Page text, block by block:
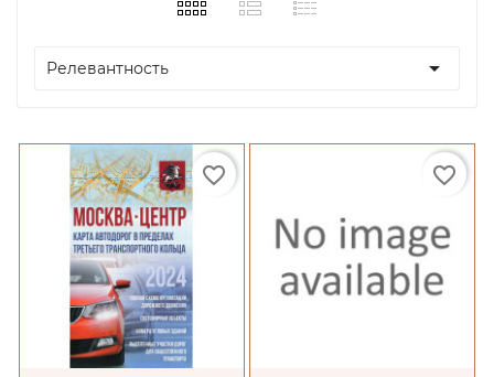
Релевантность 
favorite_border favorite_border